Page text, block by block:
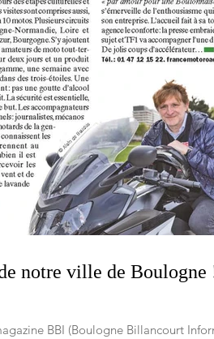
notre ville de Boulogne !
BBI (Boulogne Billancourt